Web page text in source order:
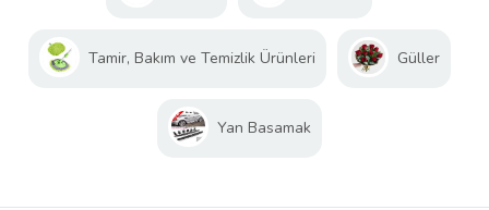
Tamir, Bakım ve Temizlik Ürünleri Güller
Yan Basamak